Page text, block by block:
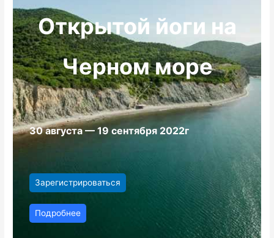
Открытой йоги на
Черном море
30 августа — 19 сентября 2022г
Зарегистрироваться
Подробнее